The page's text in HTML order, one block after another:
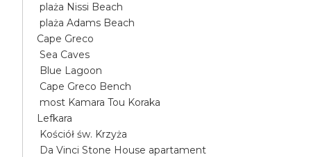
plaża Nissi Beach
plaża Adams Beach
Cape Greco
Sea Caves
Blue Lagoon
Cape Greco Bench
most Kamara Tou Koraka
Lefkara
Kościół św. Krzyża
Da Vinci Stone House apartament